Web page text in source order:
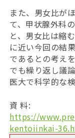
また、男女比が
て、甲状腺外科
と、男女比は縮
に近い今回の結
であるとの考え
でも繰り返し議
医大で科学的な
資 料:
https://
kentoiinkai-